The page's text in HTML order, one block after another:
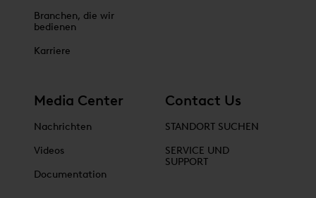
Branchen, die wir
bedienen
Karriere
Media Center
Nachrichten
Videos
Documentation
Contact Us
STANDORT SUCHEN
SERVICE UND
SUPPORT